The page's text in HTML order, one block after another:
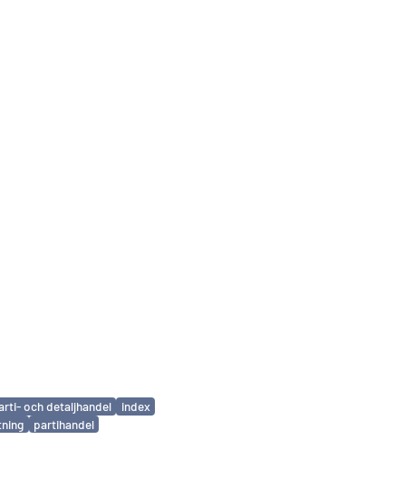
och detaljhandel
index
partihandel